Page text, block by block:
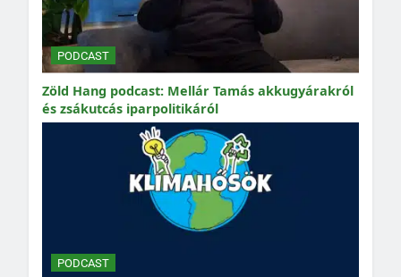
PODCAST
Zöld Hang podcast: Mellár Tamás akkugyárakról
és zsákutcás iparpolitikáról
PODCAST